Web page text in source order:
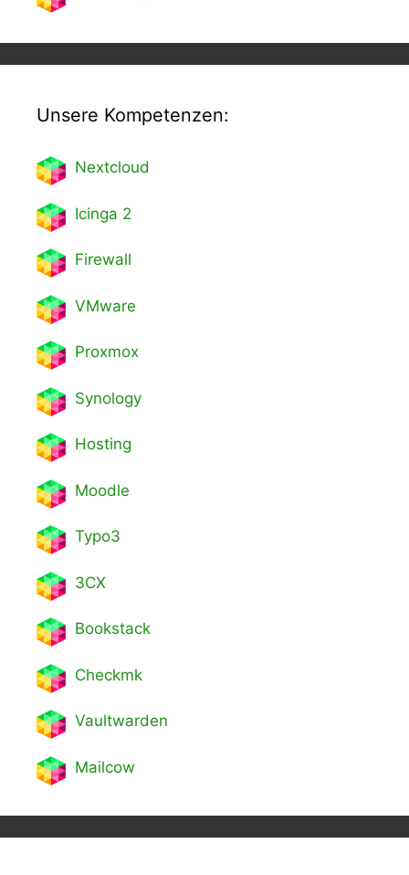
Unsere Kompetenzen:
Nextcloud
Icinga 2
Firewall
VMware
Proxmox
Synology
Hosting
Moodle
Typo3
3CX
Bookstack
Checkmk
Vaultwarden
Mailcow